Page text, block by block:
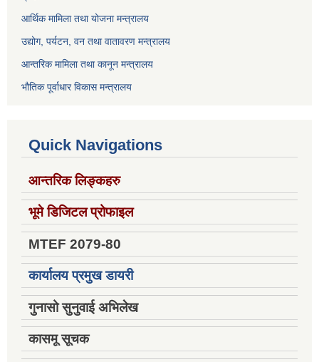
आर्थिक मामिला तथा योजना मन्त्रालय
उद्योग, पर्यटन, वन तथा वातावरण मन्त्रालय
आन्तरिक मामिला तथा कानून मन्त्रालय
भौतिक पूर्वाधार विकास मन्त्रालय
Quick Navigations
आन्तरिक लिङ्कहरु
भूमे डिजिटल प्रोफाइल
MTEF 2079-80
कार्यालय प्रमुख डायरी
गुनासो सुनुवाई अभिलेख
कासमू सूचक